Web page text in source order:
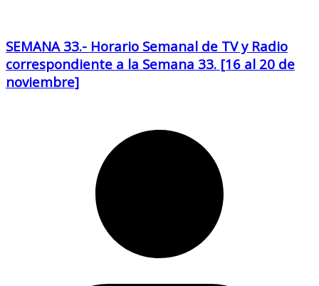
SEMANA 33.- Horario Semanal de TV y Radio
correspondiente a la Semana 33. [16 al 20 de
noviembre]